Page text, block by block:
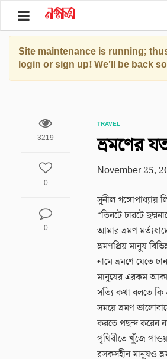
ব্লগ
শপিং
Site maintenance is running;
login or sign up! We'll be back
TRAVEL
ভ্রমণের
3219
0
0
November 25,
সুনীল গঙ্গোপাধ্যায়
“তিনটে চারটে
আমার ভ্রমণ
ভ্রমণপ্রিয় মানুষ
নামে ভ্রমণে যেতে
মানুষের এরকম
সত্যি কথা বলতে
সময়ে ভ্রমণ
করতে পছন্দ করেন
পৃথিবীতে খুঁজে
রসকসহীন মানুষও